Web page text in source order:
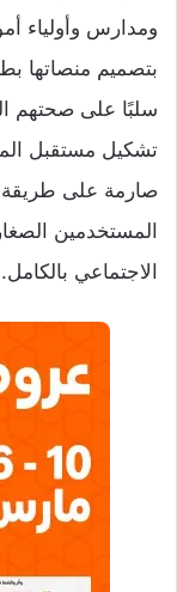
ومدارس وأولياء
بتصميم منصاتها
سلبًا على صحتهم
تشكيل مستقبل
صارمة على طريقة
المستخدمين
الاجتماعي بالكامل.